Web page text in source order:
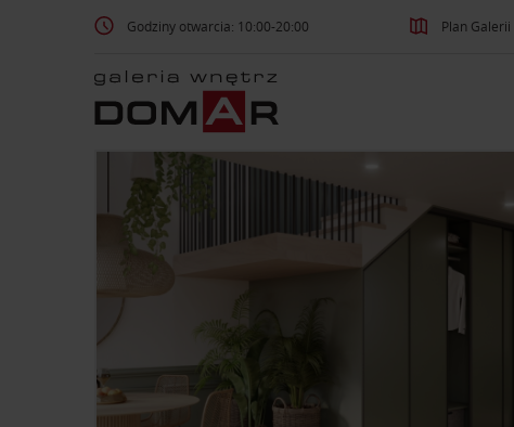
Godziny otwarcia: 10:00-20:00 Plan Galerii